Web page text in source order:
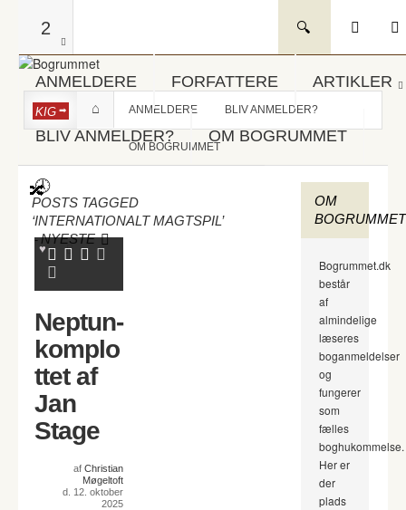
2
ANMELDERE FORFATTERE ARTIKLER
BLIV ANMELDER? OM BOGRUMMET
KIG ANMELDERE BLIV ANMELDER?
OM BOGRUMMET
POSTS TAGGED
‘INTERNATIONALT MAGTSPIL’
-NYESTE
Neptun-
komplo
ttet af
Jan
Stage
af Christian
Møgeltoft
d. 12. oktober
2025
OM
BOGRUMMET
Bogrummet.dk
består
af
almindelige
læseres
boganmeldelser
og
fungerer
som
fælles
boghukommelse.
Her er
der
plads